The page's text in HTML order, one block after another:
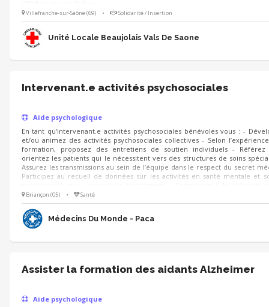
Villefranche-sur-Saône (69) • Solidarité / Insertion
Unité Locale Beaujolais Vals De Saone
Intervenant.e activités psychosociales
Aide psychologique
En tant qu'intervenant.e activités psychosociales bénévoles vous : -
et/ou animez des activités psychosociales collectives - Selon
formation, proposez des entretiens de soutien individuels - Référez
orientez les patients qui le nécessitent vers des structures de soins
Assurez les transmissions au sein de l’équipe dans le respect du secret
Participez au recueil de données sur les activités en santé mentale et
activités et l’amélioration des pratiques
Briançon (05) • Santé
Médecins Du Monde - Paca
Assister la formation des aidants Alzheimer
Aide psychologique